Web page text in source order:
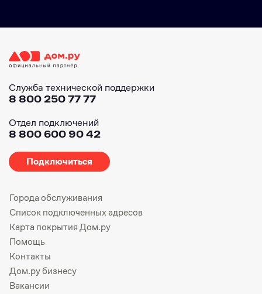
Служба технической поддержки
8 800 250 77 77
Отдел подключений
8 800 600 90 42
Подключиться
Города обслуживания
Список подключенных адресов
Карта покрытия Дом.ру
Помощь
Контакты
Дом.ру бизнесу
Вакансии